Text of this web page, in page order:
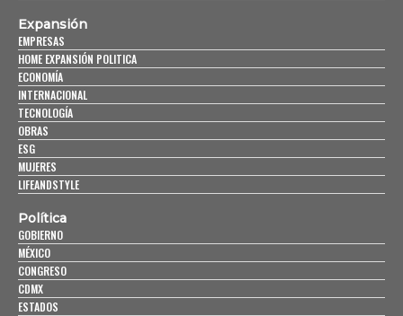
Expansión
EMPRESAS
HOME EXPANSIÓN POLITICA
ECONOMÍA
INTERNACIONAL
TECNOLOGÍA
OBRAS
ESG
MUJERES
LIFEANDSTYLE
Política
GOBIERNO
MÉXICO
CONGRESO
CDMX
ESTADOS